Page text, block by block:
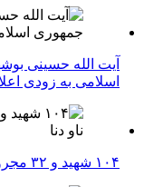
آیت الله حسینی
اسلامی به زودی
۱۰۴ شهید و ۳۲ مجروح نتیجه حمله آمریکا به ناو دنا